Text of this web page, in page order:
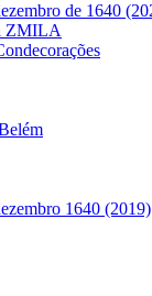
de 1640
ZMILA
1640 (2019)